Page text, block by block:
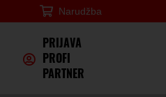
×
Narudžba
PRIJAVA
PROFI
PARTNER